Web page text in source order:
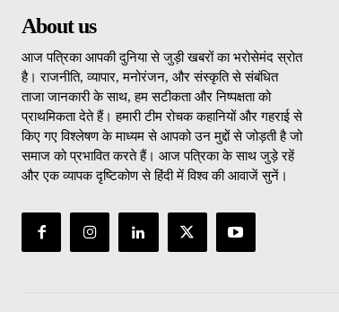
About us
आज पत्रिका आपकी दुनिया से जुड़ी खबरों का भरोसेमंद स्रोत
है। राजनीति, व्यापार, मनोरंजन, और संस्कृति से संबंधित
ताजा जानकारी के साथ, हम सटीकता और निष्पक्षता को
प्राथमिकता देते हैं। हमारी टीम रोचक कहानियों और गहराई से
किए गए विश्लेषण के माध्यम से आपको उन मुद्दों से जोड़ती है जो
समाज को प्रभावित करते हैं। आज पत्रिका के साथ जुड़े रहें
और एक व्यापक दृष्टिकोण से हिंदी में विश्व की आवाजें सुनें।